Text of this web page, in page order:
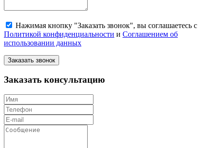
Нажимая кнопку "Заказать звонок", вы соглашаетесь с
Политикой конфиденциальности и Соглашением об
использовании данных
Заказать звонок
Заказать консультацию